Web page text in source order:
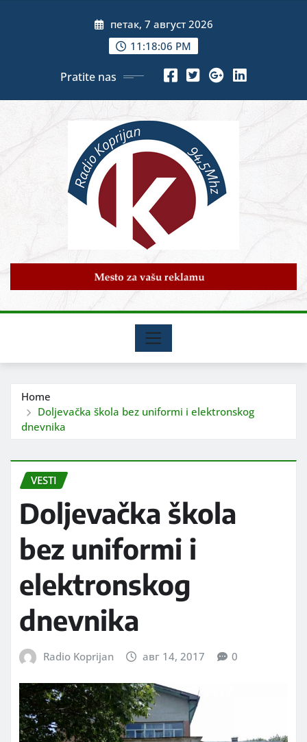
петак, 7 август 2026
11:18:07 PM
Pratite nas
Home
Doljevačka škola bez uniformi i elektronskog
dnevnika
VESTI
Doljevačka škola
bez uniformi i
elektronskog
dnevnika
Radio Koprijan авг 14, 2017 0